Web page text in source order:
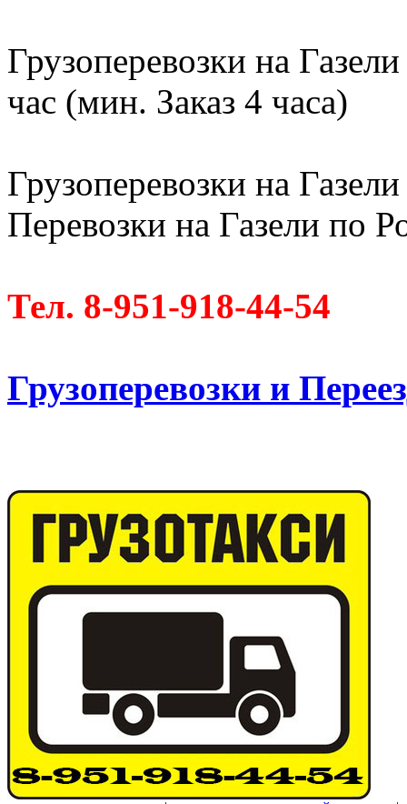
Грузоперевозки на
час (мин. Заказ 4 часа)
Грузоперевозки на
Перевозки на Газели по
Тел. 8-951-918-44-54
Грузоперевозки и